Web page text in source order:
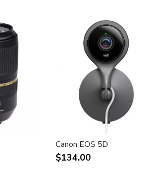
Canon EOS 5D
$134.00